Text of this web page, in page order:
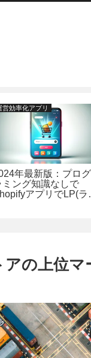
営効率化アプリ
年最新版：プログ
ミング知識なしで
アプリでLP(ラ
の上位マ